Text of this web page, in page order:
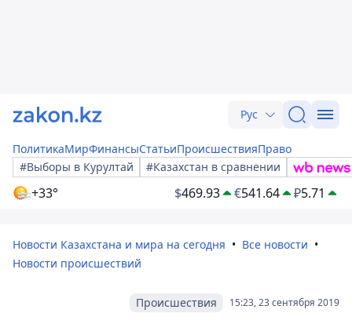
Рус
ПолитикаМирФинансыСтатьиПроисшествияПраво
#Выборы в Курултай
#Казахстан в сравнении
+33° $469.93 €541.64 ₽5.71
Новости Казахстана и мира на сегодня
Все новости
Новости происшествий
15:23, 23 сентября 2019
Происшествия